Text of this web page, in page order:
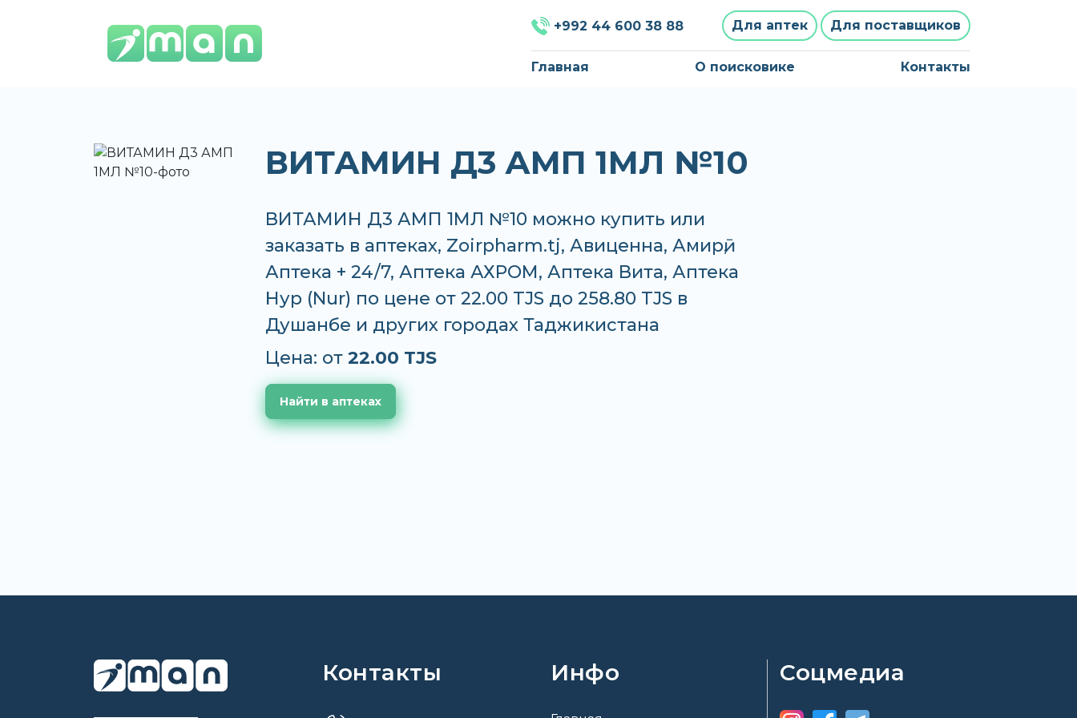
+992 44 600 38 88 Для аптек Для поставщиков
Главная О поисковике Контакты
ВИТАМИН Д3 АМП 1МЛ №10
ВИТАМИН Д3 АМП 1МЛ №10 можно купить или
заказать в аптеках, Zoirpharm.tj, Авиценна, Амирӣ,
Аптека + 24/7, Аптека АХРОМ, Аптека Вита, Аптека
Нур (Nur) по цене от 22.00 TJS до 258.80 TJS в
Душанбе и других городах Таджикистана
Цена: от 22.00 TJS
Найти в аптеках
Контакты Инфо Соцмедиа